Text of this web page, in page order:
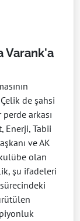
Varank'a
de şahsi
arkası
Enerji, Tabii
ve AK
olan
şu ifadeleri